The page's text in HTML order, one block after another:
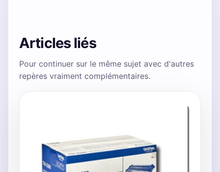
Articles liés
Pour continuer sur le même sujet avec d'autres
repères vraiment complémentaires.